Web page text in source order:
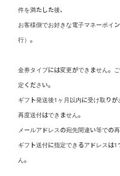
件を満たした後、
お客様側でお好きな電子マネーポイ
行）。
金券タイプには変更ができません。
定ください。
ギフト発送後1ヶ月以内に受け取り
再度送付はできません。
メールアドレスの宛先間違い等での
ギフト送付に指定できるアドレスは
ん。